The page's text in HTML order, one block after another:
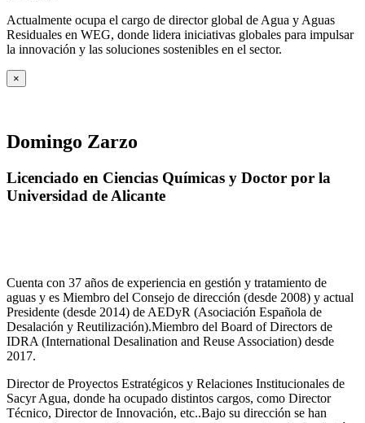
Actualmente ocupa el cargo de director global de Agua y Aguas
Residuales en WEG, donde lidera iniciativas globales para impulsar
la innovación y las soluciones sostenibles en el sector.
×
Domingo Zarzo
Licenciado en Ciencias Químicas y Doctor por la
Universidad de Alicante
Cuenta con 37 años de experiencia en gestión y tratamiento de
aguas y es Miembro del Consejo de dirección (desde 2008) y actual
Presidente (desde 2014) de AEDyR (Asociación Española de
Desalación y Reutilización).Miembro del Board of Directors de
IDRA (International Desalination and Reuse Association) desde
2017.
Director de Proyectos Estratégicos y Relaciones Institucionales de
Sacyr Agua, donde ha ocupado distintos cargos, como Director
Técnico, Director de Innovación, etc..Bajo su dirección se han